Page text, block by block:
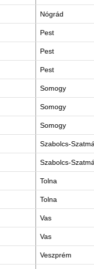
Nógrád
Pest
Pest
Pest
Somogy
Somogy
Somogy
Szabolcs-
Szabolcs-
Tolna
Tolna
Vas
Vas
Veszprém